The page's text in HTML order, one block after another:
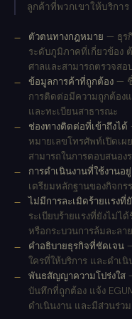
ลูกค้าที่พวกเขาให้บริการ
ตัวตนทางกฎหมาย — ธุร
ระดับภูมิภาคที่เกี่ยวข้อง
ศาลและสามารถตรวจสอ
ข้อมูลการค้าที่ถูกต้อง —
การติดต่อมีความถูกต้อง
และทะเบียนสาธารณะ
ช่องทางติดต่อที่เข้าถึงได้
หมายเลขโทรศัพท์เปิดเ
สามารถในการตอบสนอง
การดำเนินงานที่ใช้งานอยู่
เตรียมหลักฐานของกิจกร
ไม่มีการละเมิดร้ายแรงที่
ระเบียบร้ายแรงที่ยังไม่ไ
หรือกระบวนการล้มละล
คำอธิบายธุรกิจที่ชัดเจน
ใครที่ให้บริการ และดำเ
พันธสัญญาความโปร่งใส
บันทึกที่ถูกต้อง แจ้ง
ดำเนินงาน และมีส่วนร่ว